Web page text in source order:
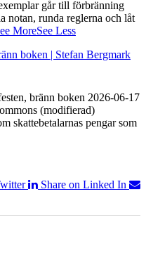
går till förbränning
notan, runda reglerna och låt
MoreSee Less
boken | Stefan Bergmark
bränn boken 2026-06-17
(modifierad)
skattebetalarnas pengar som
Share on Linked In